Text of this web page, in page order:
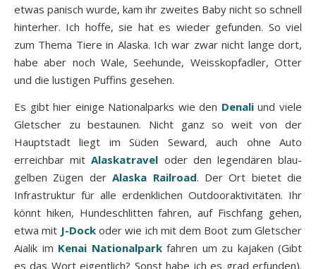
etwas panisch wurde, kam ihr zweites Baby nicht so schnell
hinterher. Ich hoffe, sie hat es wieder gefunden. So viel
zum Thema Tiere in Alaska. Ich war zwar nicht lange dort,
habe aber noch Wale, Seehunde, Weisskopfadler, Otter
und die lustigen Puffins gesehen.
Es gibt hier einige Nationalparks wie den Denaliund viele
Gletscher zu bestaunen. Nicht ganz so weit von der
Hauptstadt liegt im Süden Seward, auch ohne Auto
erreichbar mitAlaskatravel oder den legendären blau-
gelben Zügen derAlaska Railroad. Der Ort bietet die
Infrastruktur für alle erdenklichen Outdooraktivitäten. Ihr
könnt hiken, Hundeschlitten fahren, auf Fischfang gehen,
etwa mit J-Dockoder wie ich mit dem Boot zum Gletscher
Aialik im Kenai Nationalparkfahren um zu kajaken (Gibt
es das Wort eigentlich? Sonst habe ich es grad erfunden).